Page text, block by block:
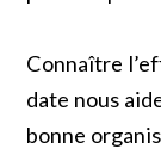
Connaître
date nous
bonne